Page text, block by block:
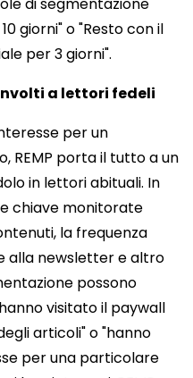
giorni" o "Resto con il
per 3 giorni".
a lettori fedeli
per un
REMP porta il tutto a un
in lettori abituali. In
chiave monitorate
la frequenza
alla newsletter e altro
possono
visitato il paywall
articoli" o "hanno
per una particolare